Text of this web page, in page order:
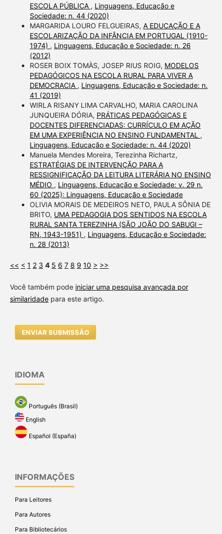
ESCOLA PÚBLICA , Linguagens, Educação e
Sociedade: n. 44 (2020)
MARGARIDA LOURO FELGUEIRAS, A EDUCAÇÃO E A
ESCOLARIZAÇÃO DA INFÂNCIA EM PORTUGAL (1910-
1974) , Linguagens, Educação e Sociedade: n. 26
(2012)
ROSER BOIX TOMÀS, JOSEP RIUS ROIG, MODELOS
PEDAGÓGICOS NA ESCOLA RURAL PARA VIVER A
DEMOCRACIA , Linguagens, Educação e Sociedade: n.
41 (2019)
WIRLA RISANY LIMA CARVALHO, MARIA CAROLINA
JUNQUEIRA DÓRIA, PRÁTICAS PEDAGÓGICAS E
DOCENTES DIFERENCIADAS: CURRÍCULO EM AÇÃO
EM UMA EXPERIÊNCIA NO ENSINO FUNDAMENTAL ,
Linguagens, Educação e Sociedade: n. 44 (2020)
Manuela Mendes Moreira, Terezinha Richartz,
ESTRATÉGIAS DE INTERVENÇÃO PARA A
RESSIGNIFICAÇÃO DA LEITURA LITERÁRIA NO ENSINO
MÉDIO , Linguagens, Educação e Sociedade: v. 29 n.
60 (2025): Linguagens, Educação e Sociedade
OLIVIA MORAIS DE MEDEIROS NETO, PAULA SÔNIA DE
BRITO, UMA PEDAGOGIA DOS SENTIDOS NA ESCOLA
RURAL SANTA TEREZINHA (SÃO JOÃO DO SABUGI –
RN, 1943-1951) , Linguagens, Educação e Sociedade:
n. 28 (2013)
<< < 1 2 3 4 5 6 7 8 9 10 > >>
Você também pode iniciar uma pesquisa avançada por
similaridadepara este artigo.
ENVIAR SUBMISSÃO
IDIOMA
Português (Brasil)
English
Español (España)
INFORMAÇÕES
Para Leitores
Para Autores
Para Bibliotecários